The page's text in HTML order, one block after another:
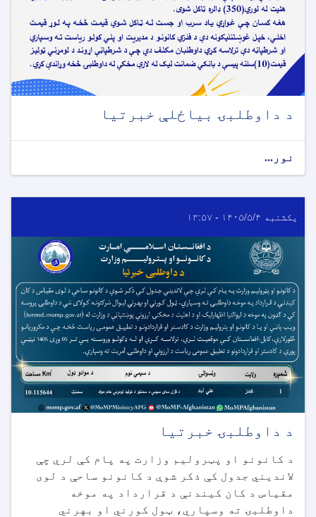
د داوطلبۍ بیاځلې خبرتیا
نور...
یکشنبه ۱۴۰۵/۵/۴ - ۱۳:۵۷
د داوطلبۍ خبرتیا
د کانونو او پټرولیم وزارت په پام کې لري چې
لاندیني جدول کې ذکر شوې د کانونو ساحې د لوی
مقیاس د کان کیندنې د قرارداد په موخه
داوطلبۍ ته وسپاري، ټول کورني او بهرني